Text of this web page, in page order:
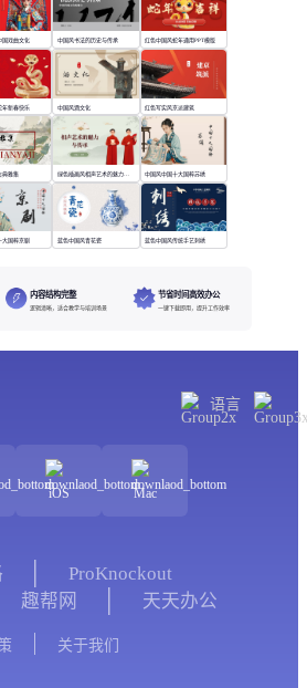
国戏曲文化 中国风书法的历史与传承 红色中国风蛇年通用PPT模版
年新春快乐 中国风酒文化 红色写实风京派建筑
典雅集 绿色插画风相声艺术的魅力与传承 中国风中国十大国粹苏绣
大国粹京剧 蓝色中国风青花瓷 蓝色中国风传统手艺刺绣
内容结构完整
逻辑清晰，适合教学与培训场景
节省时间高效办公
一键下载即用，提升工作效率
语言
iOS Mac
ProKnockout
趣帮网 天天办公
关于我们